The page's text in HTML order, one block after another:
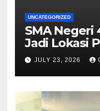
UNCATEGORIZED
SMA Negeri
Jadi Lokasi
Hari Anak
Bangka
JULY 23, 2026